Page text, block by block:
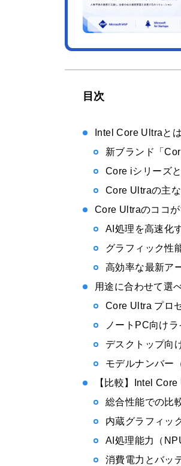
目次
Intel Core Ultraと
新ブランド「
Core iシリーズ
Core Ultraの主
Core Ultraのココ
AI処理を高速化
グラフィック性
高効率な最新ア
用途に合わせて選
Core Ultra プロ
ノートPC向け
デスクトップ向
モデルナンバー
【比較】Intel
総合性能での比
内蔵グラフィッ
AI処理能力（
消費電力とバッ